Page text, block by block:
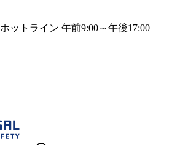
ホットライン 午前9:00～午後17:00